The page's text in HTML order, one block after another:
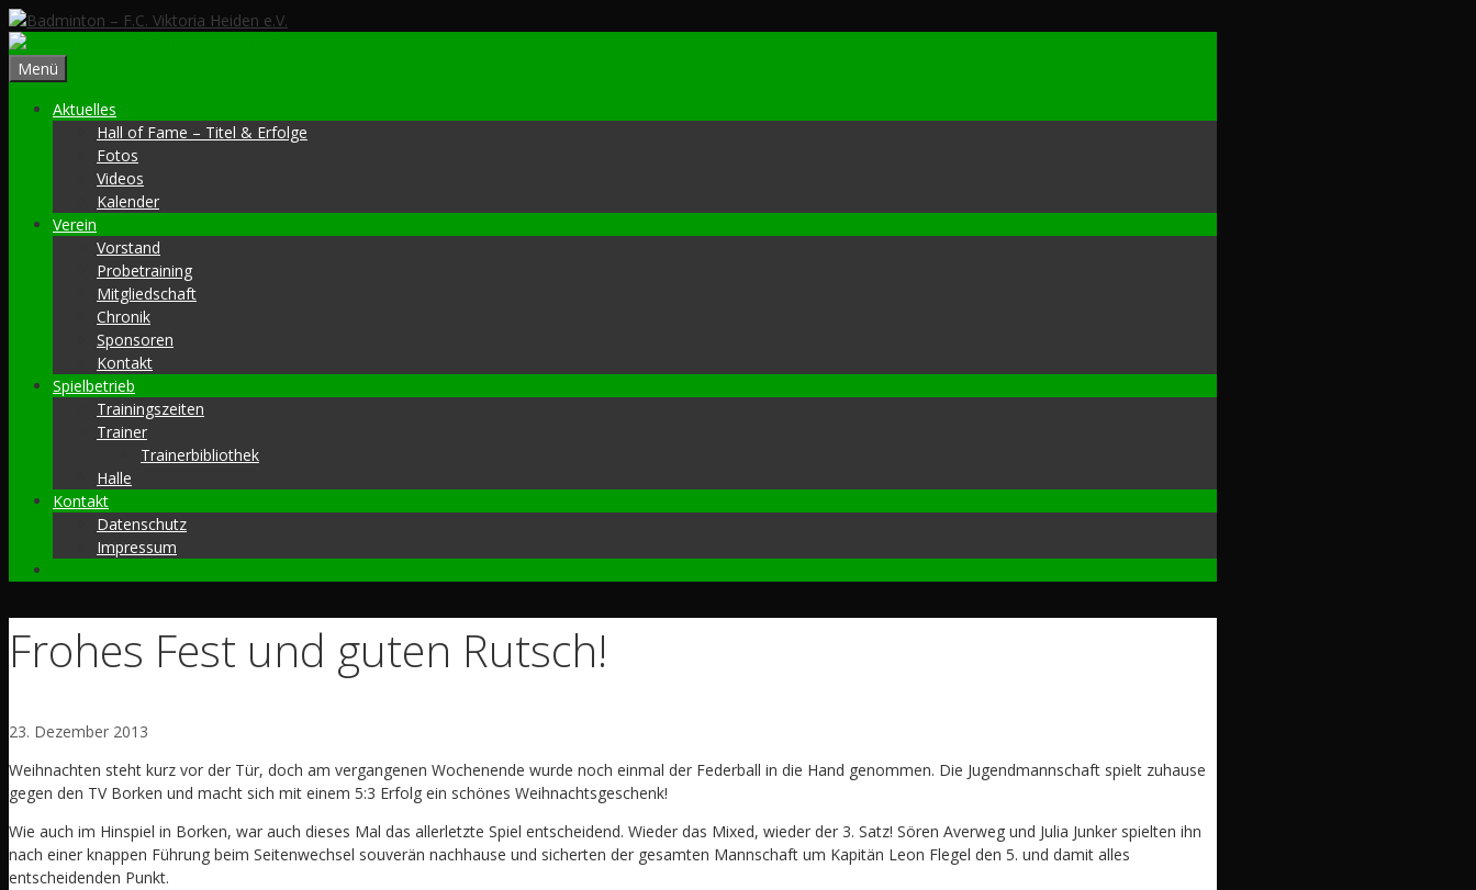
Zum
Inhalt
springen
Menü
Aktuelles
Hall of Fame – Titel & Erfolge
Fotos
Videos
Kalender
Verein
Vorstand
Probetraining
Mitgliedschaft
Chronik
Sponsoren
Kontakt
Spielbetrieb
Trainingszeiten
Trainer
Trainerbibliothek
Halle
Kontakt
Datenschutz
Impressum
Frohes Fest und guten Rutsch!
23. Dezember 2013
Weihnachten steht kurz vor der Tür, doch am vergangenen Wochenende wurde noch einmal der Federball in die Hand genommen. Die Jugendmannschaft spielt zuhause
gegen den TV Borken und macht sich mit einem 5:3 Erfolg ein schönes Weihnachtsgeschenk!
Wie auch im Hinspiel in Borken, war auch dieses Mal das allerletzte Spiel entscheidend. Wieder das Mixed, wieder der 3. Satz! Sören Averweg und Julia Junker spielten ihn
nach einer knappen Führung beim Seitenwechsel souverän nachhause und sicherten der gesamten Mannschaft um Kapitän Leon Flegel den 5. und damit alles
entscheidenden Punkt.